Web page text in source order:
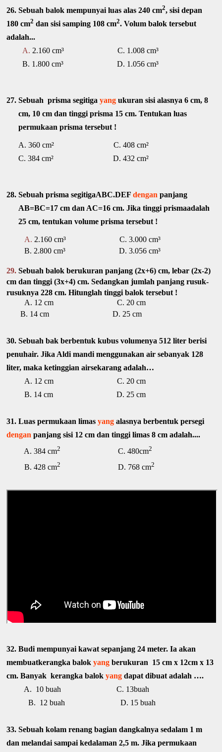
26.Sebuah balok mempunyai luas alas 240 cm2, sisi depan
180 cm2 dan sisi samping 108 cm2. Volum balok tersebut
adalah...
A. 2.160 cm³ C. 1.008 cm³
B. 1.800 cm³ D. 1.056 cm³
27. Sebuah prisma segitigayang ukuran sisi alasnya 6 cm, 8
cm, 10 cm dan tinggi prisma 15 cm. Tentukan luas
permukaan prisma tersebut !
A. 360 cm² C. 408 cm²
C. 384 cm² D. 432 cm²
28.Sebuah prisma segitigaABC.DEFdengan panjang
AB=BC=17 cm dan AC=16 cm. Jika tinggi prismaadalah
25 cm, tentukan volume prisma tersebut !
A. 2.160 cm³ C. 3.000 cm³
B. 2.800 cm³ D. 3.056 cm³
29. Sebuah balok berukuran panjang (2x+6) cm, lebar (2x-2)
cm dan tinggi (3x+4) cm.Sedangkan jumlah panjang rusuk-
rusuknya 228 cm. Hitunglah tinggi balok tersebut !
A. 12 cm C. 20 cm
B. 14 cm D. 25 cm
30.Sebuah bak berbentuk kubus volumenya 512 liter berisi
penuhair. Jika Aldi mandi menggunakan air sebanyak 128
liter, maka ketinggian airsekarang adalah…
A. 12 cm C. 20 cm
B. 14 cm D. 25 cm
31. Luas permukaan limasyang alasnya berbentuk persegi
dengan panjang sisi 12 cm dan tinggi limas 8 cm adalah....
A. 384 cm2 C. 480cm2
B. 428 cm2 D. 768 cm2
32. Budi mempunyai kawat sepanjang 24 meter. Ia akan
membuatkerangka balokyang berukuran 15 cm x 12cm x 13
cm. Banyak kerangka balokyang dapat dibuat adalah ….
A. 10 buah C. 13buah
B. 12 buah D. 15 buah
33. Sebuah kolam renang bagian dangkalnya sedalam 1 m
dan melandai sampai kedalaman 2,5 m. Jika permukaan